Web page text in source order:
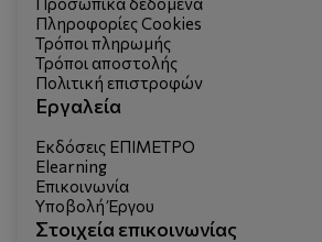
Πληροφορίες Cookies
Τρόποι πληρωμής
Τρόποι αποστολής
Πολιτική επιστροφών
Εργαλεία
Εκδόσεις ΕΠΙΜΕΤΡΟ
Elearning
Επικοινωνία
Υποβολή Έργου
Στοιχεία επικοινωνίας